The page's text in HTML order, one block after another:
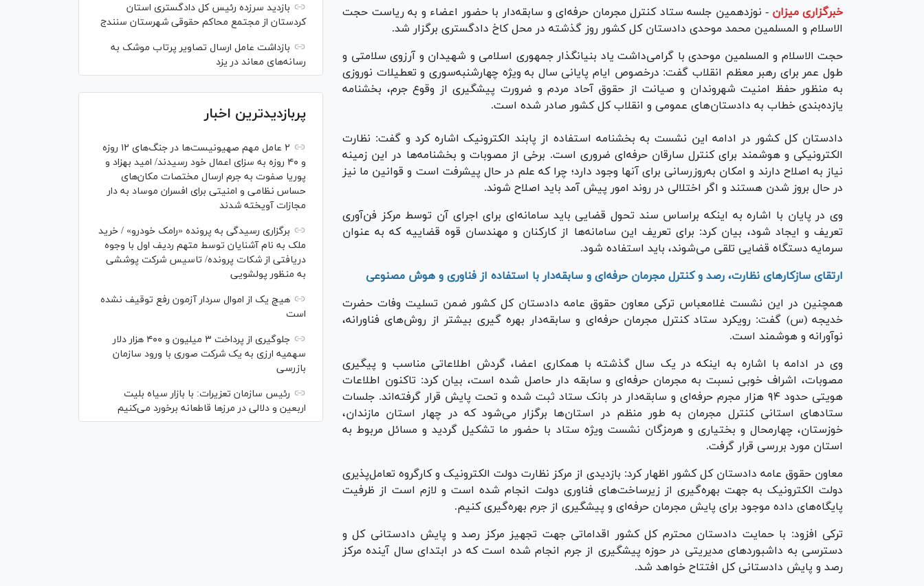
خبرگزاری میزان - نوزدهمین جلسه ستاد کنترل مجرمان حرفه‌ای و سابقه‌دار با حضور اعضاء و به ریاست حجت
الاسلام و المسلمین محمد موحدی دادستان کل کشور روز گذشته در محل کاخ دادگستری برگزار شد.
حجت الاسلام و المسلمین موحدی با گرامی‌داشت یاد بنیانگذار جمهوری اسلامی و شهیدان و آرزوی سلامتی و
طول عمر برای رهبر معظم انقلاب گفت: درخصوص ایام پایانی سال به ویژه چهارشنبه‌سوری و تعطیلات نوروزی
به منظور حفظ امنیت شهروندان و صیانت از حقوق آحاد مردم و ضرورت پیشگیری از وقوع جرم، بخشنامه
یازده‌بندی خطاب به دادستان‌های عمومی و انقلاب کل کشور صادر شده است.
دادستان کل کشور در ادامه این نشست به بخشنامه استفاده از پابند الکترونیک اشاره کرد و گفت: نظارت
الکترونیکی و هوشمند برای کنترل سارقان حرفه‌ای ضروری است. برخی از مصوبات و بخشنامه‌ها در این زمینه
نیاز به اصلاح دارند و امکان به‌روز‌رسانی برای آنها وجود دارد؛ چرا که علم در حال پیشرفت است و قوانین ما نیز
در حال بروز شدن هستند و اگر اختلالی در روند امور پیش آمد باید اصلاح شوند.
وی در پایان با اشاره به اینکه براساس سند تحول قضایی باید سامانه‌ای برای اجرای آن توسط مرکز فن‌آوری
تعریف و ایجاد شود، بیان کرد: برای تعریف این سامانه‌ها از کارکنان و مهندسان قوه قضاییه که به عنوان
سرمایه دستگاه قضایی تلقی می‌شوند، باید استفاده شود.
ارتقای سازکار‌های نظارت، رصد و کنترل مجرمان حرفه‌ای و سابقه‌دار با استفاده از فناوری و هوش مصنوعی
همچنین در این نشست غلامعباس ترکی معاون حقوق عامه دادستان کل کشور ضمن تسلیت وفات حضرت
خدیجه (س) گفت: رویکرد ستاد کنترل مجرمان حرفه‌ای و سابقه‌دار بهره گیری بیشتر از روش‌های فناورانه،
نوآورانه و هوشمند است.
وی در ادامه با اشاره به اینکه در یک سال گذشته با همکاری اعضا، گردش اطلاعاتی مناسب و پیگیری
مصوبات، اشراف خوبی نسبت به مجرمان حرفه‌ای و سابقه دار حاصل شده است، بیان کرد: تاکنون اطلاعات
هویتی حدود ۹۴ هزار مجرم حرفه‌ای و سابقه‌دار در بانک ستاد ثبت شده و تحت پایش قرار گرفته‌اند. جلسات
ستاد‌های استانی کنترل مجرمان به طور منظم در استان‌ها برگزار می‌شود که در چهار استان مازندان،
خوزستان، چهارمحال و بختیاری و هرمزگان نشست ویژه ستاد با حضور ما تشکیل گردید و مسائل مربوط به
استان مورد بررسی قرار گرفت.
معاون حقوق عامه دادستان کل کشور اظهار کرد: بازدیدی از مرکز نظارت دولت الکترونیک و کارگروه تعامل‌پذیری
دولت الکترونیک به جهت بهره‌گیری از زیرساخت‌های فناوری دولت انجام شده است و لازم است از ظرفیت
پایگاه‌های داده موجود برای پایش مجرمان حرفه‌ای و پیشگیری از جرم بهره‌گیری کنیم.
ترکی افزود: با حمایت دادستان محترم کل کشور اقداماتی جهت تجهیز مرکز رصد و پایش دادستانی کل و
دسترسی به داشبورد‌های مدیریتی در حوزه پیشگیری از جرم انجام شده است که در ابتدای سال آینده مرکز
رصد و پایش دادستانی کل افتتاح خواهد شد.
بازدید سرزده رئیس کل دادگستری استان
کردستان از مجتمع محاکم حقوقی شهرستان سنندج
بازداشت عامل ارسال تصاویر پرتاب موشک به
رسانه‌های معاند در یزد
پربازدیدترین اخبار
۲ عامل مهم صهیونیست‌ها در جنگ‌های ۱۲ روزه
و ۴۰ روزه به سزای اعمال خود رسیدند/ امید بهزاد و
پوریا صفوت به جرم ارسال مختصات مکان‌های
حساس نظامی و امنیتی برای افسران موساد به دار
مجازات آویخته شدند
برگزاری رسیدگی به پرونده «رامک خودرو» / خرید
ملک به نام آشنایان توسط متهم ردیف اول با وجوه
دریافتی از شکات پرونده/ تاسیس شرکت پوششی
به منظور پولشویی
هیچ یک از اموال سردار آزمون رفع توقیف نشده
است
جلوگیری از پرداخت ۳ میلیون و ۴۰۰ هزار دلار
سهمیه ارزی به یک شرکت صوری با ورود سازمان
بازرسی
رئیس سازمان تعزیرات: با بازار سیاه بلیت
اربعین و دلالی در مرز‌ها قاطعانه برخورد می‌کنیم